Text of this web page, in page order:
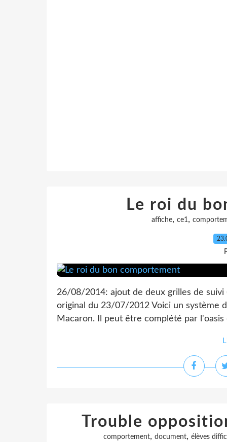
Le roi du
affiche, ce1,
26/08/2014: ajout de deux grilles de
original du 23/07/2012 Voici un système
Macaron. Il peut être complété par
Trouble
comportement, document, élèves